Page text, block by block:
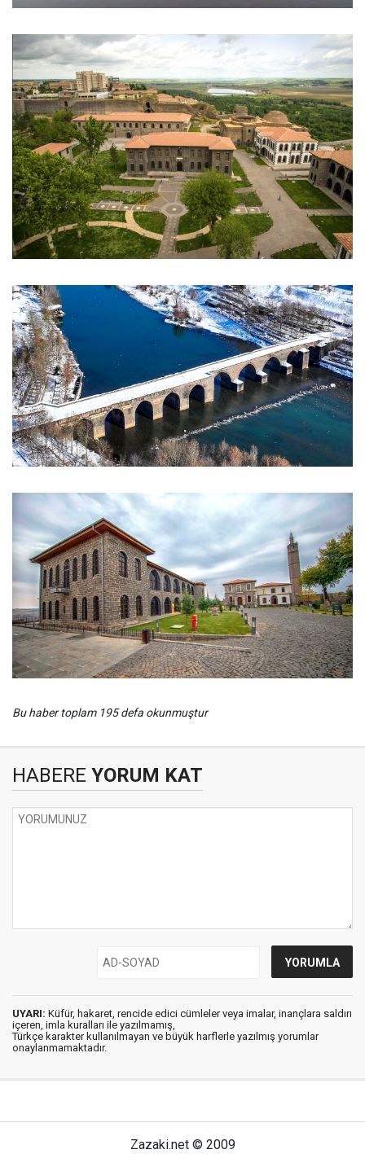
Bu haber toplam 195 defa okunmuştur
HABERE YORUM KAT
UYARI: Küfür, hakaret, rencide edici cümleler veya imalar, inançlara saldırı
içeren, imla kuralları ile yazılmamış,
Türkçe karakter kullanılmayan ve büyük harflerle yazılmış yorumlar
onaylanmamaktadır.
Zazaki.net © 2009